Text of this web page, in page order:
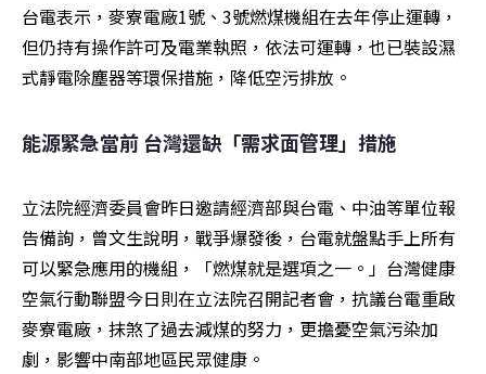
台電表示，麥寮電廠1號、3號燃煤機組在去年停止運轉，
但仍持有操作許可及電業執照，依法可運轉，也已裝設濕
式靜電除塵器等環保措施，降低空污排放。
能源緊急當前 台灣還缺「需求面管理」措施
立法院經濟委員會昨日邀請經濟部與台電、中油等單位報
告備詢，曾文生說明，戰爭爆發後，台電就盤點手上所有
可以緊急應用的機組，「燃煤就是選項之一。」台灣健康
空氣行動聯盟今日則在立法院召開記者會，抗議台電重啟
麥寮電廠，抹煞了過去減煤的努力，更擔憂空氣污染加
劇，影響中南部地區民眾健康。